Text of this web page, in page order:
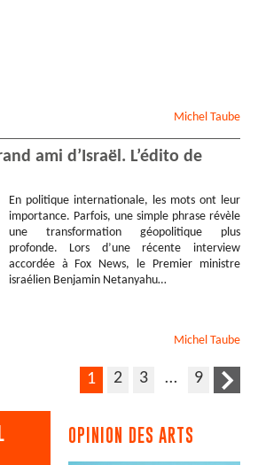
Michel Taube
ami d’Israël. L’édito de
En politique internationale, les mots ont leur
importance. Parfois, une simple phrase révèle
une transformation géopolitique plus
profonde. Lors d’une récente interview
accordée à Fox News, le Premier ministre
israélien Benjamin Netanyahu…
Michel Taube
1 2 3 … 9
OPINION DES ARTS